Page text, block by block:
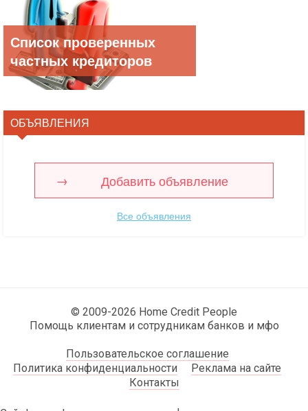
Список проверенных
частных кредиторов
ОБЪЯВЛЕНИЯ
Добавить объявление
Все объявления
© 2009-2026 Home Credit People
Помощь клиентам и сотрудникам банков и мфо
Пользовательское соглашение
Политика конфиденциальности
Реклама на сайте
Контакты